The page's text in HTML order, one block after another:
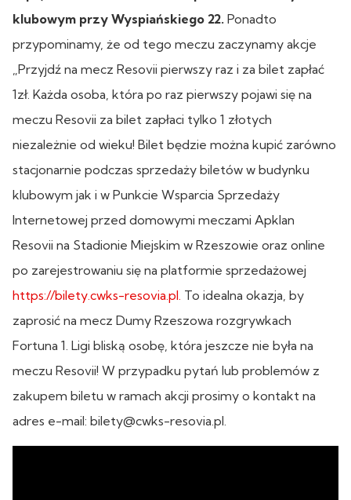
klubowym przy Wyspiańskiego 22. Ponadto
przypominamy, że od tego meczu zaczynamy akcje
„Przyjdź na mecz Resovii pierwszy raz i za bilet zapłać
1zł. Każda osoba, która po raz pierwszy pojawi się na
meczu Resovii za bilet zapłaci tylko 1 złotych
niezależnie od wieku! Bilet będzie można kupić zarówno
stacjonarnie podczas sprzedaży biletów w budynku
klubowym jak i w Punkcie Wsparcia Sprzedaży
Internetowej przed domowymi meczami Apklan
Resovii na Stadionie Miejskim w Rzeszowie oraz online
po zarejestrowaniu się na platformie sprzedażowej
https://bilety.cwks-resovia.pl. To idealna okazja, by
zaprosić na mecz Dumy Rzeszowa rozgrywkach
Fortuna 1. Ligi bliską osobę, która jeszcze nie była na
meczu Resovii! W przypadku pytań lub problemów z
zakupem biletu w ramach akcji prosimy o kontakt na
adres e-mail: bilety@cwks-resovia.pl.